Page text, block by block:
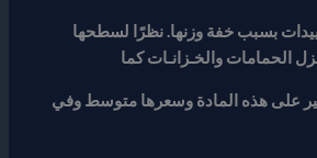
بسبب خفة وزنها. نظرًا لسطحها
الحمامات والخـزانـات كما
على هذه المادة وسعرها متوسط وفي